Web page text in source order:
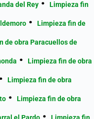
del Rey Limpieza fin
Limpieza fin de
de obra Paracuellos de
Limpieza fin de obra
Limpieza fin de obra
Limpieza fin de obra